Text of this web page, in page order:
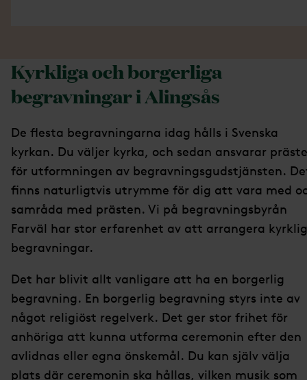
Kyrkliga och borgerliga
begravningar i Alingsås
De flesta begravningarna idag hålls i Svenska
kyrkan. Du väljer kyrka, och sedan ansvarar
för utformningen av begravningsgudstjänsten.
finns naturligtvis utrymme för dig att vara med
samråda med prästen. Vi på begravningsbyrån
Farväl har stor erfarenhet av att arrangera
begravningar.
Det har blivit allt vanligare att ha en borgerlig
begravning. En borgerlig begravning styrs inte av
något religiöst regelverk. Det ger stor frihet för
anhöriga att kunna utforma ceremonin efter den
avlidnas eller egna önskemål. Du kan själv välja
plats där ceremonin ska hållas, vilken musik som